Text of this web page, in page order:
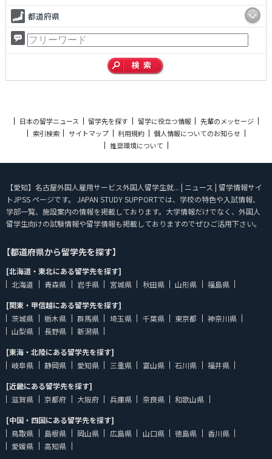
都道府県
日本の留学ニュース 留学先を探す 留学に役立つ情報
先輩のメッセージ
索引検索
サイトマップ 利用規約
個人情報についてのお知らせ
推奨環境について
【愛知】名古屋外国人雇用サービス外国人留学生就... | ニュース | 留学情報サイ
トJPSS ページです。 JAPAN STUDY SUPPORTでは、学校の特色や入試情報、
学部一覧、施設案内の情報を掲載しております。大学情報だけでなく、外国人
留学生向けの試験情報や留学情報も掲載しておりますのでぜひご活用下さい。
【都道府県から留学先を探す】
[北海道・東北にある留学先を探す]
北海道
青森県 岩手県 宮城県 秋田県 山形県
福島県
[関東・甲信越にある留学先を探す]
茨城県
栃木県 群馬県 埼玉県 千葉県 東京都
神奈川県
山梨県
長野県
新潟県
[東海・北陸にある留学先を探す]
岐阜県
静岡県 愛知県 三重県 富山県 石川県
福井県
[近畿にある留学先を探す]
滋賀県
京都府 大阪府 兵庫県 奈良県
和歌山県
[中国・四国にある留学先を探す]
鳥取県
島根県 岡山県 広島県 山口県 徳島県
香川県
愛媛県
高知県